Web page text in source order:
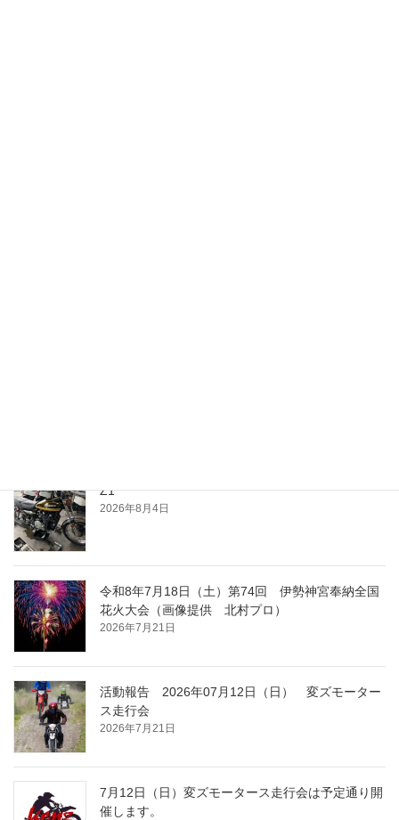
Z1
2026年8月4日
令和8年7月18日（土）第74回 伊勢神宮奉納全国
花火大会（画像提供 北村プロ）
2026年7月21日
活動報告 2026年07月12日（日） 変ズモーター
ス走行会
2026年7月21日
7月12日（日）変ズモータース走行会は予定通り開
催します。